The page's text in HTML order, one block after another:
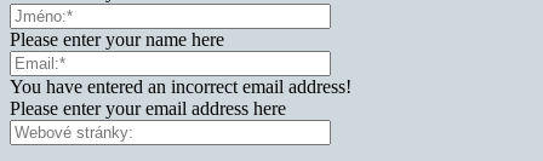
Please enter your name here
You have entered an incorrect email address!
Please enter your email address here